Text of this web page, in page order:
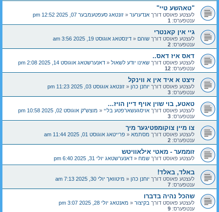
"טאהשע טיי"
לעצטע פאוסט דורך אנדערער « זונטאג סעפטעמבער 07, 2025 12:52 pm
ענטפערס: 1
גיי אין קאנטרי
לעצטע פאוסט דורך שוהם « דינסטאג אוגוסט 19, 2025 3:56 am
ענטפערס: 2
דאס איז דאס..
לעצטע פאוסט דורך שאינו יודע לשאול « דאנערשטאג אוגוסט 14, 2025 2:08 pm
ענטפערס: 12
זיצט א איד אין א ווינקל
לעצטע פאוסט דורך יוחנן כהן « זונטאג אוגוסט 03, 2025 11:23 pm
ענטפערס: 3
טאטע, בוי שוין אויף דיין הויז…
לעצטע פאוסט דורך אויסגעשארפטע בליי « מוצש"ק אוגוסט 02, 2025 10:58 pm
ענטפערס: 3
צו מיין צוקומפטיגער מיך
לעצטע פאוסט דורך מסתמא « פרייטאג אוגוסט 01, 2025 11:44 am
ענטפערס: 2
זוממער - מאטי אילאוויטש
לעצטע פאוסט דורך שמח « דאנערשטאג יולי 31, 2025 6:40 pm
באלד, באלד!
לעצטע פאוסט דורך יוחנן כהן « מיטוואך יולי 30, 2025 7:13 am
ענטפערס: 7
שהכל נהיה בדברו
לעצטע פאוסט דורך בקיצור « מאנטאג יולי 28, 2025 3:07 pm
ענטפערס: 9